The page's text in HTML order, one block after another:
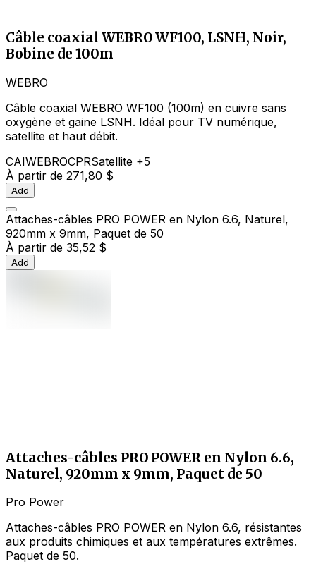
Câble coaxial WEBRO WF100, LSNH, Noir,
Bobine de 100m
WEBRO
Câble coaxial WEBRO WF100 (100m) en cuivre sans
oxygène et gaine LSNH. Idéal pour TV numérique,
satellite et haut débit.
CAIWEBROCPRSatellite +5
À partir de 271,80 $
Add
Attaches-câbles PRO POWER en Nylon 6.6, Naturel,
920mm x 9mm, Paquet de 50
À partir de 35,52 $
Add
Attaches-câbles PRO POWER en Nylon 6.6,
Naturel, 920mm x 9mm, Paquet de 50
Pro Power
Attaches-câbles PRO POWER en Nylon 6.6, résistantes
aux produits chimiques et aux températures extrêmes.
Paquet de 50.